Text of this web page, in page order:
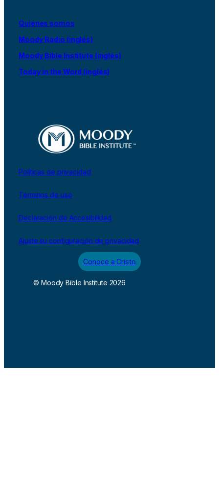
Quiénes somos
Moody Radio (inglés)
Moody Bible Institute (inglés)
Today in the Word (inglés)
Políticas de privacidad
Términos de uso
Declaración de Accesibilidad
Ajuste su configuración de privacidad
Conoce a Cristo
© Moody Bible Institute 2026